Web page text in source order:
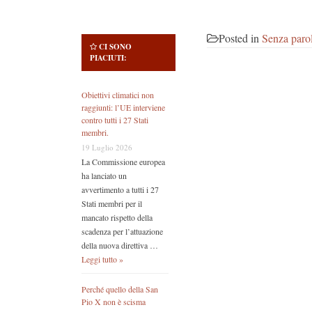
CI SONO
PIACIUTI:
Obiettivi climatici non
raggiunti: l’UE interviene
contro tutti i 27 Stati
membri.
19 Luglio 2026
La Commissione europea
ha lanciato un
avvertimento a tutti i 27
Stati membri per il
mancato rispetto della
scadenza per l’attuazione
della nuova direttiva …
Leggi tutto »
Perché quello della San
Pio X non è scisma
Posted inSenza